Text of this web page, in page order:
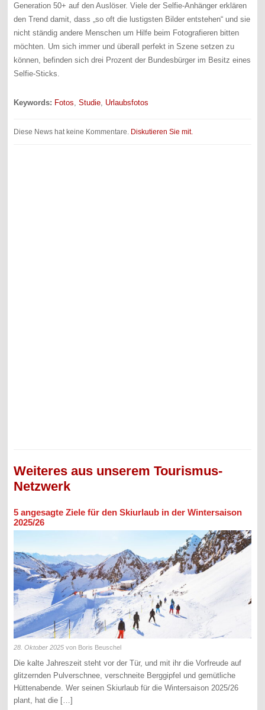
Generation 50+ auf den Auslöser. Viele der Selfie-Anhänger erklären
den Trend damit, dass „so oft die lustigsten Bilder entstehen“ und sie
nicht ständig andere Menschen um Hilfe beim Fotografieren bitten
möchten. Um sich immer und überall perfekt in Szene setzen zu
können, befinden sich drei Prozent der Bundesbürger im Besitz eines
Selfie-Sticks.
Keywords: Fotos ,Studie Urlaubsfotos
Diese News hat keine Kommentare. Diskutieren Sie mit.
Weiteres aus unserem Tourismus-
Netzwerk
5 angesagte Ziele für den Skiurlaub in der Wintersaison
2025/26
28. Oktober 2025 von Boris Beuschel
Die kalte Jahreszeit steht vor der Tür, und mit ihr die Vorfreude auf
glitzernden Pulverschnee, verschneite Berggipfel und gemütliche
Hüttenabende. Wer seinen Skiurlaub für die Wintersaison 2025/26
plant, hat die […]